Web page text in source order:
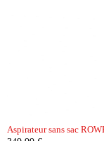
Aspirateur sans sac